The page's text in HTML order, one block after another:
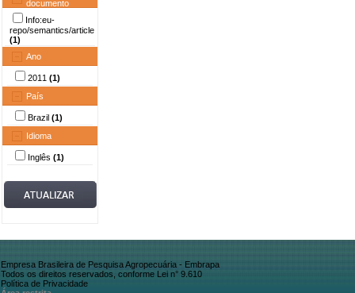
documento
Info:eu-
repo/semantics/article
(1)
Ano
2011 (1)
País
Brazil (1)
Idioma
Inglês (1)
Empresa Brasileira de Pesquisa Agropecuária - Embrapa
Todos os direitos reservados, conforme Lei n° 9.610
Política de Privacidade